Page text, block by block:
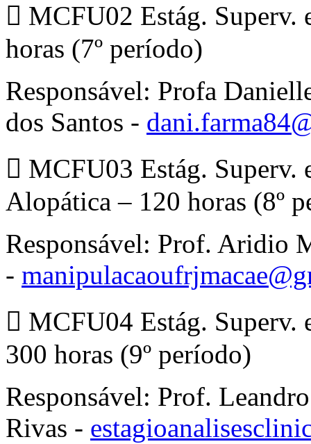
 MCFU02 Estág. Superv.
horas (7º período)
Responsável: Profa
dos Santos -
 MCFU03 Estág. Superv.
Alopática – 120 horas (8º
Responsável: Prof. Aridio
-
 MCFU04 Estág.
300 horas (9º período)
Responsável: Prof.
Rivas -